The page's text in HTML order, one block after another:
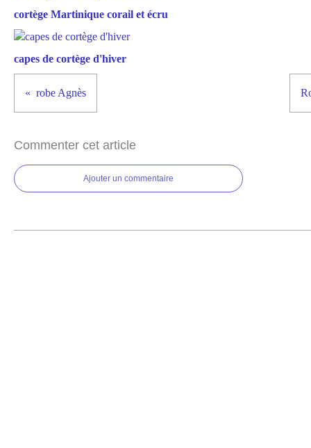
cortège Martinique corail et écru
capes de cortège d'hiver
robe Agnès
Commenter cet article
Ajouter un commentaire